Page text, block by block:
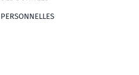
PERSONNELLES